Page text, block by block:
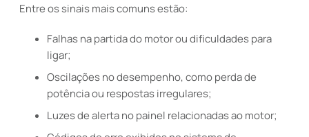
Entre os sinais mais comuns estão:
Falhas na partida do motor ou dificuldades para
ligar;
Oscilações no desempenho, como perda de
potência ou respostas irregulares;
Luzes de alerta no painel relacionadas ao motor;